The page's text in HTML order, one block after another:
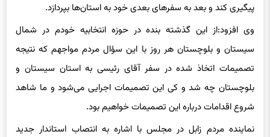
پیگیری کند و بعد به سفرهای بعدی خود به استان‌ها بپردازد.
وی افزود:‌از این گذشته بنده در حوزه انتخابیه خودم در شمال
سیستان و بلوچستان هر روز با این سؤال مردم مواجهم که نتیجه
تصمیمات اتخاذ شده در سفر آقای رئیسی به استان سیستان و
بلوچستان چه شد و کی این تصمیمات اجرایی می‌شود و ما شاهد
شروع اقدامات درباره این تصمیمات خواهیم بود.
نماینده مردم زابل در مجلس با اشاره به انتصاب استاندار جدید